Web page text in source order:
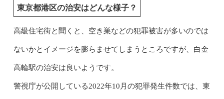
東京都港区の治安はどんな様子？
高級住宅街と聞くと、空き巣などの犯罪被害が多いのでは
ないかとイメージを膨らませてしまうところですが、白金
高輪駅の治安は良いようです。
警視庁が公開している2022年10月の犯罪発生件数では、東